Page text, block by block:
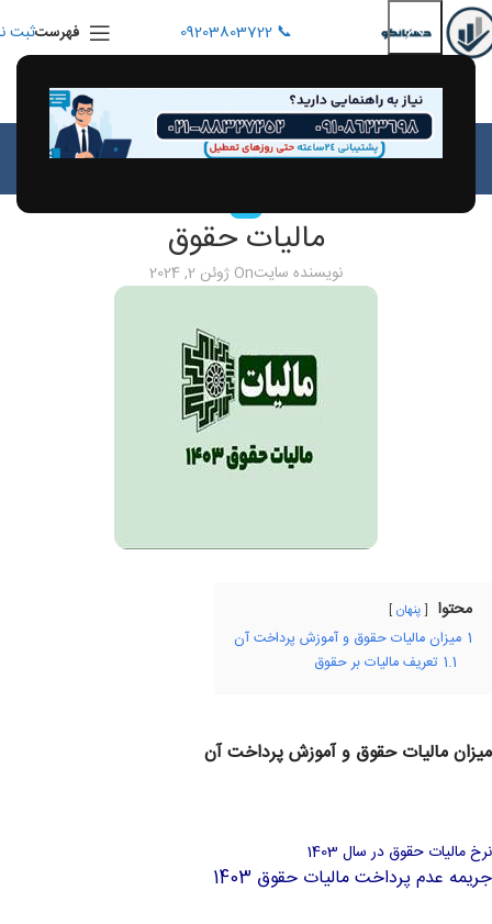
📞 09203803722 فهرستثبت
بلاگ
مالیات حقوق
نویسنده سایتOn ژوئن 2, 2024
محتوا پنهان
1 میزان مالیات حقوق و آموزش پرداخت آن
1.1 تعریف مالیات بر حقوق
میزان مالیات حقوق و آموزش پرداخت آن
نرخ مالیات حقوق در سال 1403
جریمه عدم پرداخت مالیات حقوق 1403